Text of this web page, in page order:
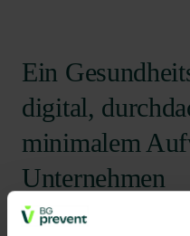
Ein
digital,
minimalem
Unternehmen
Lassen Sie uns